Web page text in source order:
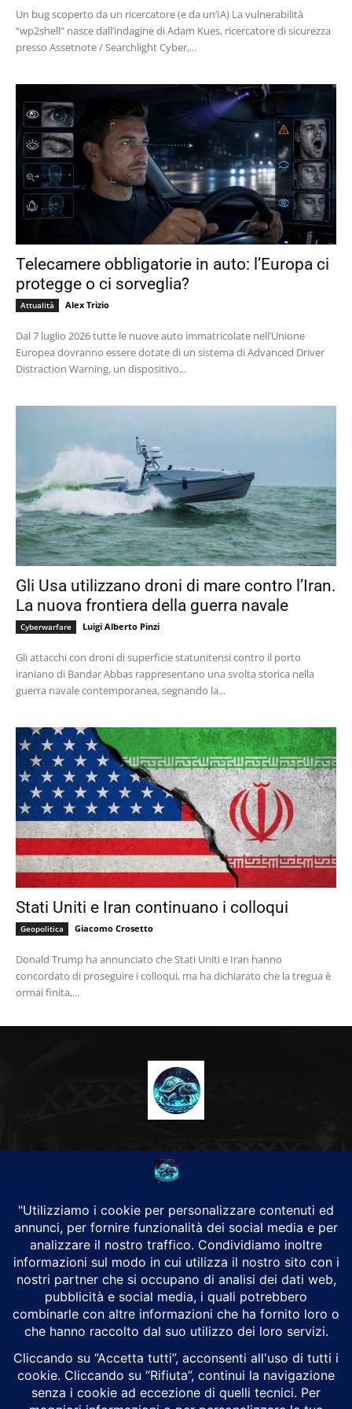
Un bug scoperto da un ricercatore (e da un’IA) La vulnerabilità
“wp2shell” nasce dall’indagine di Adam Kues, ricercatore di sicurezza
presso Assetnote / Searchlight Cyber,...
Telecamere obbligatorie in auto: l’Europa ci
protegge o ci sorveglia?
Attualità Alex Trizio
Dal 7 luglio 2026 tutte le nuove auto immatricolate nell’Unione
Europea dovranno essere dotate di un sistema di Advanced Driver
Distraction Warning, un dispositivo...
Gli Usa utilizzano droni di mare contro l’Iran.
La nuova frontiera della guerra navale
Cyberwarfare Luigi Alberto Pinzi
Gli attacchi con droni di superficie statunitensi contro il porto
iraniano di Bandar Abbas rappresentano una svolta storica nella
guerra navale contemporanea, segnando la...
Stati Uniti e Iran continuano i colloqui
Geopolitica Giacomo Crosetto
Donald Trump ha annunciato che Stati Uniti e Iran hanno
concordato di proseguire i colloqui, ma ha dichiarato che la tregua è
ormai finita,...
CHI SIAMO
Alground Geopolitica e Cyberwarfare.
Da una idea di Brunilde Trizio
Alground fa parte del Gruppo Trizio
SEGUICI